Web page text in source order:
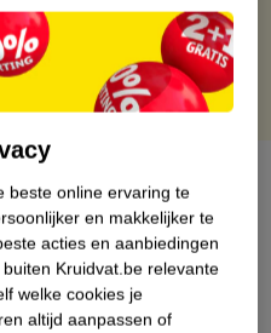
kaart
beste online ervaring te
en makkelijker te
acties en aanbiedingen
Kruidvat.be relevante
welke cookies je
altijd aanpassen of